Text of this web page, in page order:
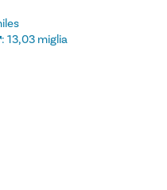
: 13,03 miglia